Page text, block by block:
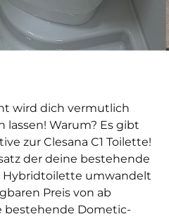
wird dich vermutlich
lassen! Warum? Es gibt
zur Clesana C1 Toilette!
der deine bestehende
Hybridtoilette umwandelt
Preis von ab
bestehende Dometic-